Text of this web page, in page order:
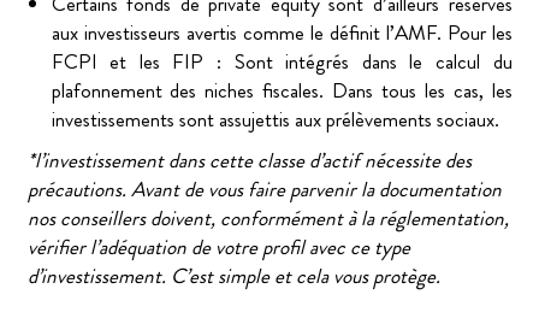
aux investisseurs avertis comme le définit l’AMF. Pour les
FCPI et les FIP : Sont intégrés dans le calcul du
plafonnement des niches fiscales. Dans tous les cas, les
investissements sont assujettis aux prélèvements sociaux.
*l’investissement dans cette classe d’actif nécessite des
précautions. Avant de vous faire parvenir la documentation
nos conseillers doivent, conformément à la réglementation,
vérifier l’adéquation de votre profil avec ce type
d’investissement. C’est simple et cela vous protège.